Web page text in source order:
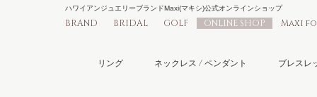
BRAND BRIDAL GOLF ONLINE SHOP Maxi
ハワイアンジュエリーブランドMaxi(マキシ)公式オンラインショップ
リング ネックレス / ペンダント ブレスレ